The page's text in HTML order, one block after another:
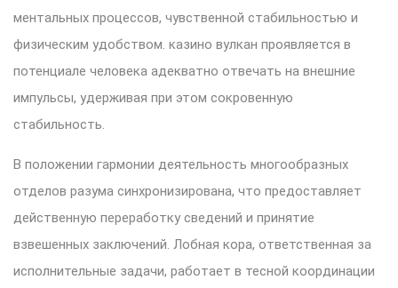
ментальных процессов, чувственной стабильностью и
физическим удобством. казино вулкан проявляется в
потенциале человека адекватно отвечать на внешние
импульсы, удерживая при этом сокровенную
стабильность.
В положении гармонии деятельность многообразных
отделов разума синхронизирована, что предоставляет
действенную переработку сведений и принятие
взвешенных заключений. Лобная кора, ответственная за
исполнительные задачи, работает в тесной координации